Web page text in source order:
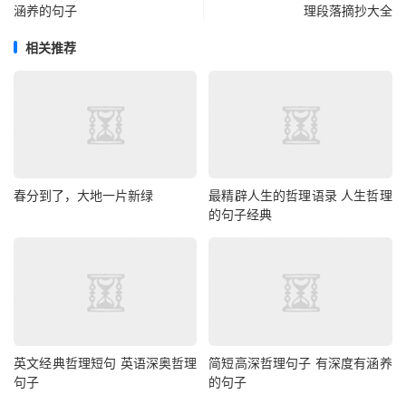
涵养的句子
理段落摘抄大全
相关推荐
春分到了，大地一片新绿
最精辟人生的哲理语录 人生哲理
的句子经典
英文经典哲理短句 英语深奥哲理
句子
简短高深哲理句子 有深度有涵养
的句子